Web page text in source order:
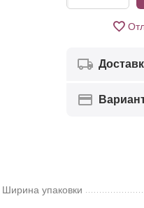
Ширина упаковки